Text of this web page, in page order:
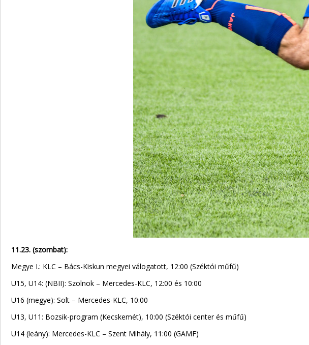
11.23. (szombat):
Megye I.: KLC – Bács-Kiskun megyei válogatott, 12:00 (Széktói műfű)
U15, U14: (NBII): Szolnok – Mercedes-KLC, 12:00 és 10:00
U16 (megye): Solt – Mercedes-KLC, 10:00
U13, U11: Bozsik-program (Kecskemét), 10:00 (Széktói center és műfű)
U14 (leány): Mercedes-KLC – Szent Mihály, 11:00 (GAMF)